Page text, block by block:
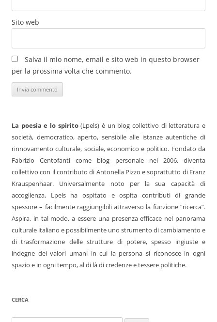
Sito web
Salva il mio nome, email e sito web in questo browser
per la prossima volta che commento.
La poesia e lo spirito(Lpels) è un blog collettivo di letteratura e
società, democratico, aperto, sensibile alle istanze autentiche di
rinnovamento culturale, sociale, economico e politico. Fondato da
Fabrizio Centofanti come blog personale nel 2006, diventa
collettivo con il contributo di Antonella Pizzo e soprattutto di Franz
Krauspenhaar. Universalmente noto per la sua capacità di
accoglienza, Lpels ha ospitato e ospita contributi di grande
spessore – facilmente raggiungibili attraverso la funzione “ricerca”.
Aspira, in tal modo, a essere una presenza efficace nel panorama
culturale italiano e possibilmente uno strumento di cambiamento e
di trasformazione delle strutture di potere, spesso ingiuste e
indegne dei valori umani in cui la persona si riconosce in ogni
spazio e in ogni tempo, al di là di credenze e tessere politiche.
CERCA